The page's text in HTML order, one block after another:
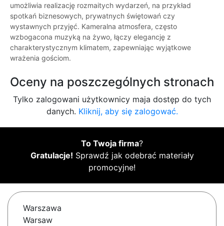
umożliwia realizację rozmaitych wydarzeń, na przykład
spotkań biznesowych, prywatnych świętowań czy
wystawnych przyjęć. Kameralna atmosfera, często
wzbogacona muzyką na żywo, łączy elegancję z
charakterystycznym klimatem, zapewniając wyjątkowe
wrażenia gościom.
Oceny na poszczególnych stronach
Tylko zalogowani użytkownicy maja dostęp do tych
danych. Kliknij, aby się zalogować.
To Twoja firma?
Gratulacje! Sprawdź jak odebrać materiały
promocyjne!
Warszawa
Warsaw